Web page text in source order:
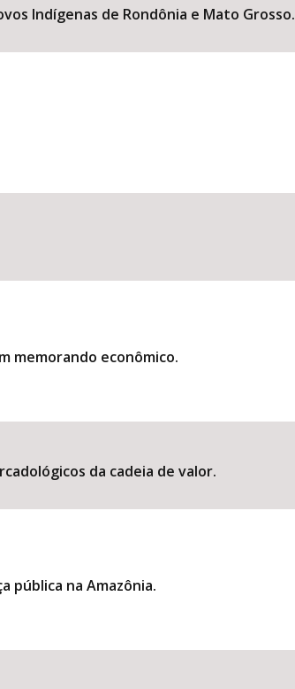
Indígenas de Rondônia e Mato Grosso.
memorando econômico.
da cadeia de valor.
pública na Amazônia.